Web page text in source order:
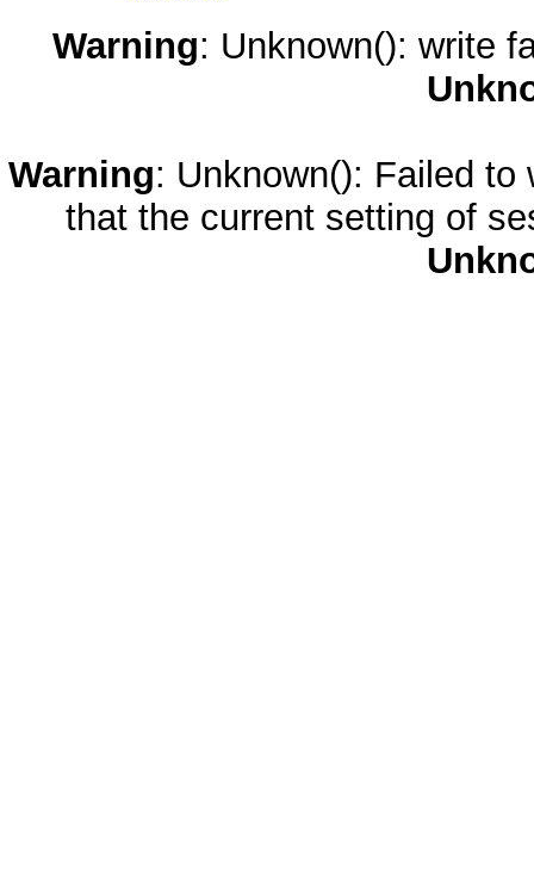
Warning: Unknown(): write
Warning: Unknown(): Failed
that the current setting of